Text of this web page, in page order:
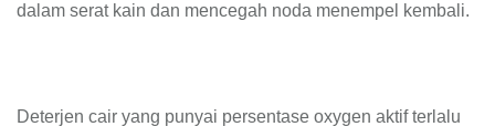
dalam serat kain dan mencegah noda menempel kembali.
Deterjen cair yang punyai persentase oxygen aktif terlalu